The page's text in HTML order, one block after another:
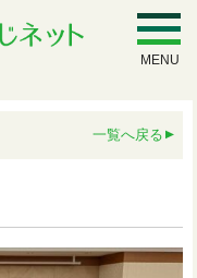
MENU
一覧へ戻る